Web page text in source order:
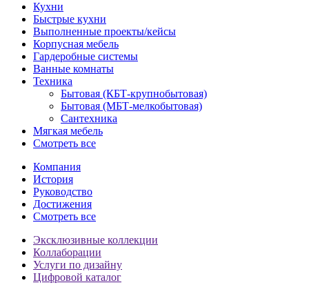
Кухни
Быстрые кухни
Выполненные проекты/кейсы
Корпусная мебель
Гардеробные системы
Ванные комнаты
Техника
Бытовая (КБТ-крупнобытовая)
Бытовая (МБТ-мелкобытовая)
Сантехника
Мягкая мебель
Смотреть все
Компания
История
Руководство
Достижения
Смотреть все
Эксклюзивные коллекции
Коллаборации
Услуги по дизайну
Цифровой каталог